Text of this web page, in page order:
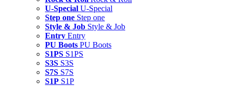
U-Special U-Special
Step one Step one
Style & Job Style & Job
Entry Entry
PU Boots PU Boots
S1PS S1PS
S3S S3S
S7S S7S
S1P S1P